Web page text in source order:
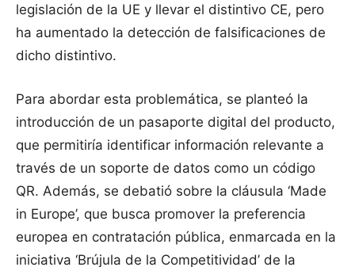
legislación de la UE y llevar el distintivo CE, pero
ha aumentado la detección de falsificaciones de
dicho distintivo.
Para abordar esta problemática, se planteó la
introducción de un pasaporte digital del producto,
que permitiría identificar información relevante a
través de un soporte de datos como un código
QR. Además, se debatió sobre la cláusula ‘Made
in Europe’, que busca promover la preferencia
europea en contratación pública, enmarcada en la
iniciativa ‘Brújula de la Competitividad’ de la